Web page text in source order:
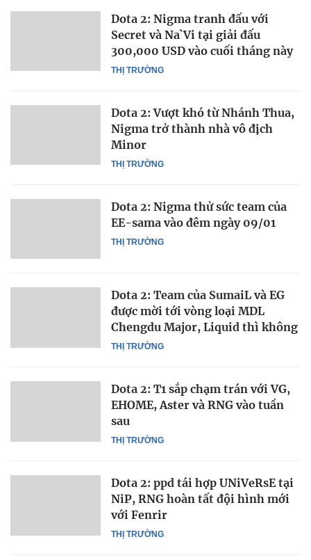
THỊ TRƯỜNG
Dota 2: Nigma tranh đấu với
Secret và Na`Vi tại giải đấu
300,000 USD vào cuối tháng này
THỊ TRƯỜNG
Dota 2: Vượt khó từ Nhánh Thua,
Nigma trở thành nhà vô địch
Minor
THỊ TRƯỜNG
Dota 2: Nigma thử sức team của
EE-sama vào đêm ngày 09/01
THỊ TRƯỜNG
Dota 2: Team của SumaiL và EG
được mời tới vòng loại MDL
Chengdu Major, Liquid thì không
THỊ TRƯỜNG
Dota 2: T1 sắp chạm trán với VG,
EHOME, Aster và RNG vào tuần
sau
THỊ TRƯỜNG
Dota 2: ppd tái hợp UNiVeRsE tại
NiP, RNG hoàn tất đội hình mới
với Fenrir